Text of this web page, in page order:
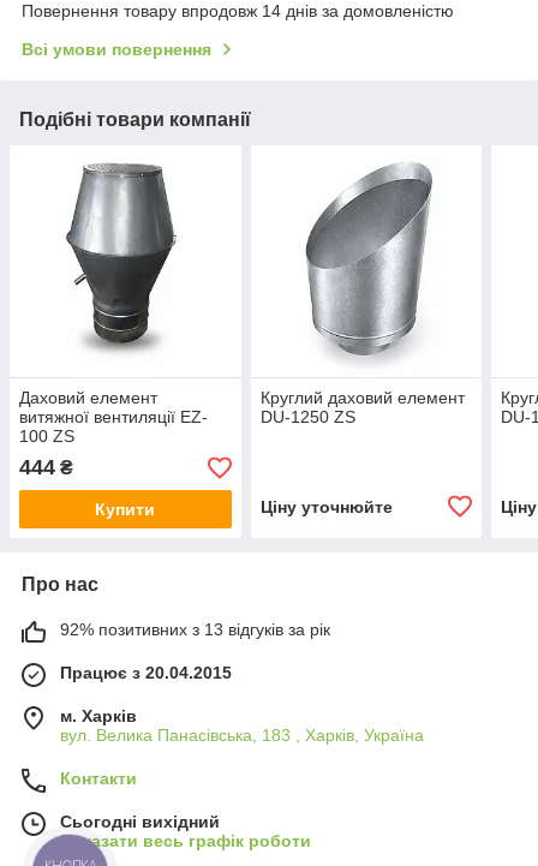
Повернення товару впродовж 14 днів за домовленістю
Всі умови повернення
Подібні товари компанії
Даховий елемент
витяжної вентиляції EZ-
100 ZS
444 ₴
Купити
Круглий даховий елемент
DU-1250 ZS
Ціну уточнюйте
DU-
Про нас
92% позитивних з 13 відгуків за рік
Працює з 20.04.2015
м. Харків
вул. Велика Панасівська, 183 , Харків, Україна
Контакти
Сьогодні вихідний
Показати весь графік роботи